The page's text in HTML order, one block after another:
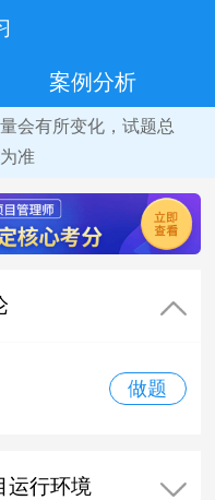
案例分析
会有所变化，试题总
准
做题
运行环境